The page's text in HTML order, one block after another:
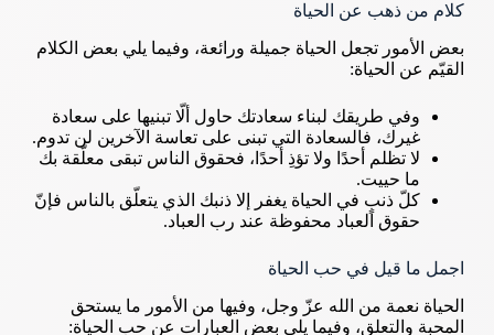
كلام من ذهب عن الحياة
بعض الأمور تجعل الحياة جميلة ورائعة، وفيما يلي بعض الكلام
القيّم عن الحياة:
وفي طريقك لبناء سعادتك حاول ألّا تبنيها على سعادة
غيرك، فالسعادة التي تبنى على تعاسة الآخرين لن تدوم.
لا تظلم أحدًا ولا تؤذِ أحدًا، فحقوق الناس تبقى معلّقة بك
ما حييت.
كلّ ذنبٍ في الحياة يغفر إلا ذنبك الذي يتعلّق بالناس فإنّ
حقوق العباد محفوظة عند رب العباد.
اجمل ما قيل في حب الحياة
الحياة نعمة من الله عزّ وجل، وفيها من الأمور ما يستحق
المحبة والتعلق، وفيما يلي بعض العبارات عن حب الحياة: